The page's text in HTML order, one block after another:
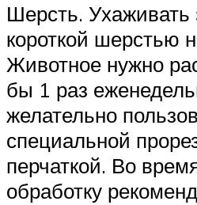
Шерсть. Ухаживать
короткой шерстью
Животное нужно
бы 1 раз
желательно
специальной
перчаткой. Во
обработку